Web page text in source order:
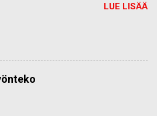
LUE LISÄÄ